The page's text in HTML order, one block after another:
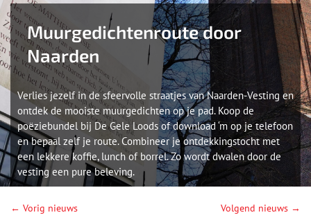
Muurgedichtenroute door
Naarden
Verlies jezelf in de sfeervolle straatjes van Naarden-Vesting en
ontdek de mooiste muurgedichten op je pad. Koop de
poëziebundel bij De Gele Loods of download ‘m op je telefoon
en bepaal zelf je route. Combineer je ontdekkingstocht met
een lekkere koffie, lunch of borrel. Zo wordt dwalen door de
vesting een pure beleving.
← Vorig nieuws Volgend nieuws →